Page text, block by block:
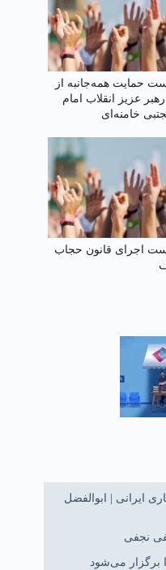
حمایت همه‌جانبه از
رهبر عزیز انقلاب امام
خامنه‌ای
اجرای قانون حجاب
ایرانی | ابوالفضل
نجفی
می‌شود